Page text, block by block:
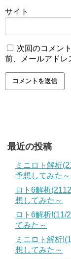
サイト
次回のコメン
前、メールアドレ
最近の投稿
ミニロト解析
予想してみた～
ロト6解析
想してみた～
ロト6解析!(11/
てみた～
ミニロト解析
想してみた～